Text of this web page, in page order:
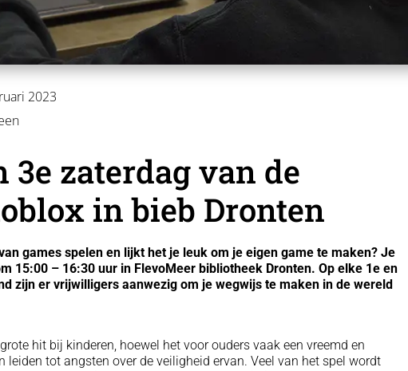
2023
3e zaterdag van de
in bieb Dronten
van games spelen en lijkt het je leuk om je eigen game te maken? Je
15:00 – 16:30 uur in FlevoMeer bibliotheek Dronten. Op elke 1e en
zijn er vrijwilligers aanwezig om je wegwijs te maken in de wereld
hit bij kinderen, hoewel het voor ouders vaak een vreemd en
leiden tot angsten over de veiligheid ervan. Veel van het spel wordt